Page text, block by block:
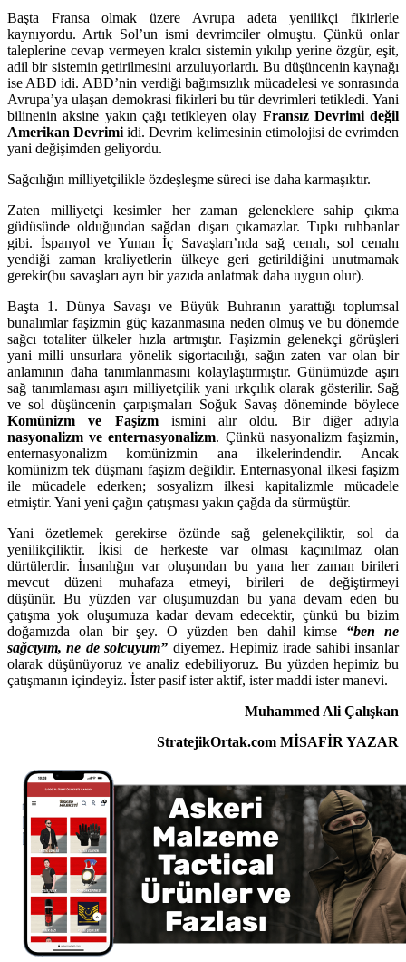
Başta Fransa olmak üzere Avrupa adeta yenilikçi fikirlerle
kaynıyordu. Artık Sol’un ismi devrimciler olmuştu. Çünkü onlar
taleplerine cevap vermeyen kralcı sistemin yıkılıp yerine özgür, eşit,
adil bir sistemin getirilmesini arzuluyorlardı. Bu düşüncenin kaynağı
ise ABD idi. ABD’nin verdiği bağımsızlık mücadelesi ve sonrasında
Avrupa’ya ulaşan demokrasi fikirleri bu tür devrimleri tetikledi. Yani
bilinenin aksine yakın çağı tetikleyen olay Fransız Devrimi değil
Amerikan Devrimi idi. Devrim kelimesinin etimolojisi de evrimden
yani değişimden geliyordu.
Sağcılığın milliyetçilikle özdeşleşme süreci ise daha karmaşıktır.
Zaten milliyetçi kesimler her zaman geleneklere sahip çıkma
güdüsünde olduğundan sağdan dışarı çıkamazlar. Tıpkı ruhbanlar
gibi. İspanyol ve Yunan İç Savaşları’nda sağ cenah, sol cenahı
yendiği zaman kraliyetlerin ülkeye geri getirildiğini unutmamak
gerekir(bu savaşları ayrı bir yazıda anlatmak daha uygun olur).
Başta 1. Dünya Savaşı ve Büyük Buhranın yarattığı toplumsal
bunalımlar faşizmin güç kazanmasına neden olmuş ve bu dönemde
sağcı totaliter ülkeler hızla artmıştır. Faşizmin gelenekçi görüşleri
yani milli unsurlara yönelik sigortacılığı, sağın zaten var olan bir
anlamının daha tanımlanmasını kolaylaştırmıştır. Günümüzde aşırı
sağ tanımlaması aşırı milliyetçilik yani ırkçılık olarak gösterilir. Sağ
ve sol düşüncenin çarpışmaları Soğuk Savaş döneminde böylece
Komünizm ve Faşizmismini alır oldu. Bir diğer adıyla
nasyonalizm ve enternasyonalizm. Çünkü nasyonalizm faşizmin,
enternasyonalizm komünizmin ana ilkelerindendir. Ancak
komünizm tek düşmanı faşizm değildir. Enternasyonal ilkesi faşizm
ile mücadele ederken; sosyalizm ilkesi kapitalizmle mücadele
etmiştir. Yani yeni çağın çatışması yakın çağda da sürmüştür.
Yani özetlemek gerekirse özünde sağ gelenekçiliktir, sol da
yenilikçiliktir. İkisi de herkeste var olması kaçınılmaz olan
dürtülerdir. İnsanlığın var oluşundan bu yana her zaman birileri
mevcut düzeni muhafaza etmeyi, birileri de değiştirmeyi
düşünür. Bu yüzden var oluşumuzdan bu yana devam eden bu
çatışma yok oluşumuza kadar devam edecektir, çünkü bu bizim
doğamızda olan bir şey. O yüzden ben dahil kimse “ben ne
sağcıyım, ne de solcuyum” diyemez. Hepimiz irade sahibi insanlar
olarak düşünüyoruz ve analiz edebiliyoruz. Bu yüzden hepimiz bu
çatışmanın içindeyiz. İster pasif ister aktif, ister maddi ister manevi.
Muhammed Ali Çalışkan
StratejikOrtak.com MİSAFİR YAZAR